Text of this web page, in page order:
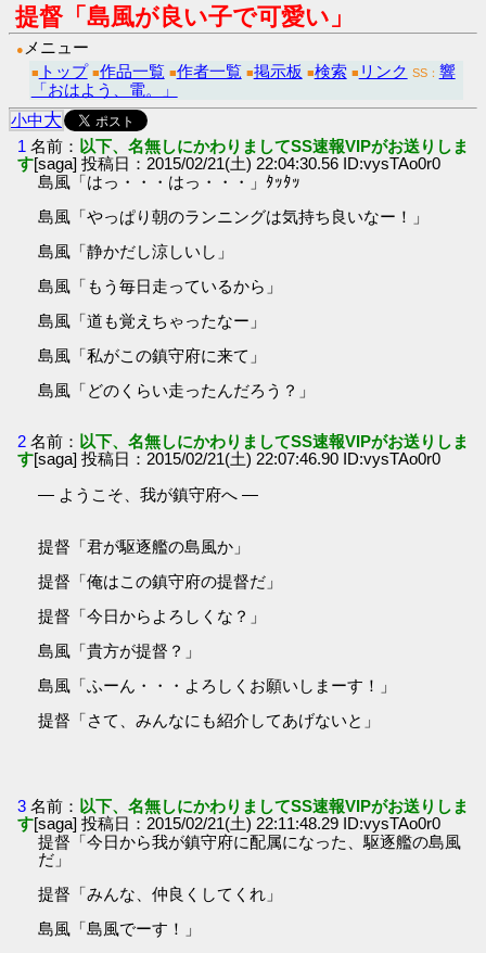
提督「島風が良い子で可愛い」
● メニュー
■ トップ ■作品一覧 ■作者一覧 ■掲示板 ■検索 ■ リンク SS： 響
「おはよう、電。」
小中大
1 名前： 以下、名無しにかわりましてSS速報VIPがお送りしま
す[saga] 投稿日：2015/02/21(土) 22:04:30.56 ID:vysTAo0r0
島風「はっ・・・はっ・・・」ﾀｯﾀｯ
島風「やっぱり朝のランニングは気持ち良いなー！」
島風「静かだし涼しいし」
島風「もう毎日走っているから」
島風「道も覚えちゃったなー」
島風「私がこの鎮守府に来て」
島風「どのくらい走ったんだろう？」
2 名前： 以下、名無しにかわりましてSS速報VIPがお送りしま
す[saga] 投稿日：2015/02/21(土) 22:07:46.90 ID:vysTAo0r0
― ようこそ、我が鎮守府へ ―
提督「君が駆逐艦の島風か」
提督「俺はこの鎮守府の提督だ」
提督「今日からよろしくな？」
島風「貴方が提督？」
島風「ふーん・・・よろしくお願いしまーす！」
提督「さて、みんなにも紹介してあげないと」
3 名前： 以下、名無しにかわりましてSS速報VIPがお送りしま
す[saga] 投稿日：2015/02/21(土) 22:11:48.29 ID:vysTAo0r0
提督「今日から我が鎮守府に配属になった、駆逐艦の島風
だ」
提督「みんな、仲良くしてくれ」
島風「島風でーす！」